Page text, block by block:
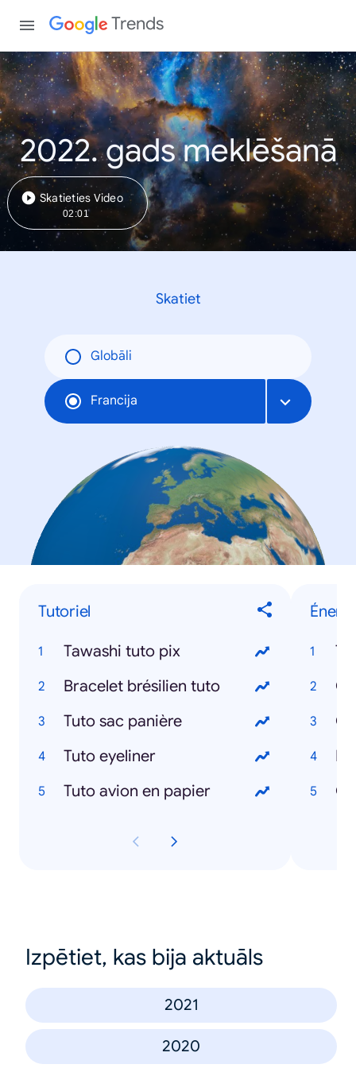
Trends
2022. gads meklēšanā
Skatieties Video
02:01
Skatiet
Globāli
Francija
Tutoriel
Tawashi tuto pix
Bracelet brésilien tuto
Tuto sac panière
Tuto eyeliner
Tuto avion en papier
Izpētiet, kas bija aktuāls
2021
2020